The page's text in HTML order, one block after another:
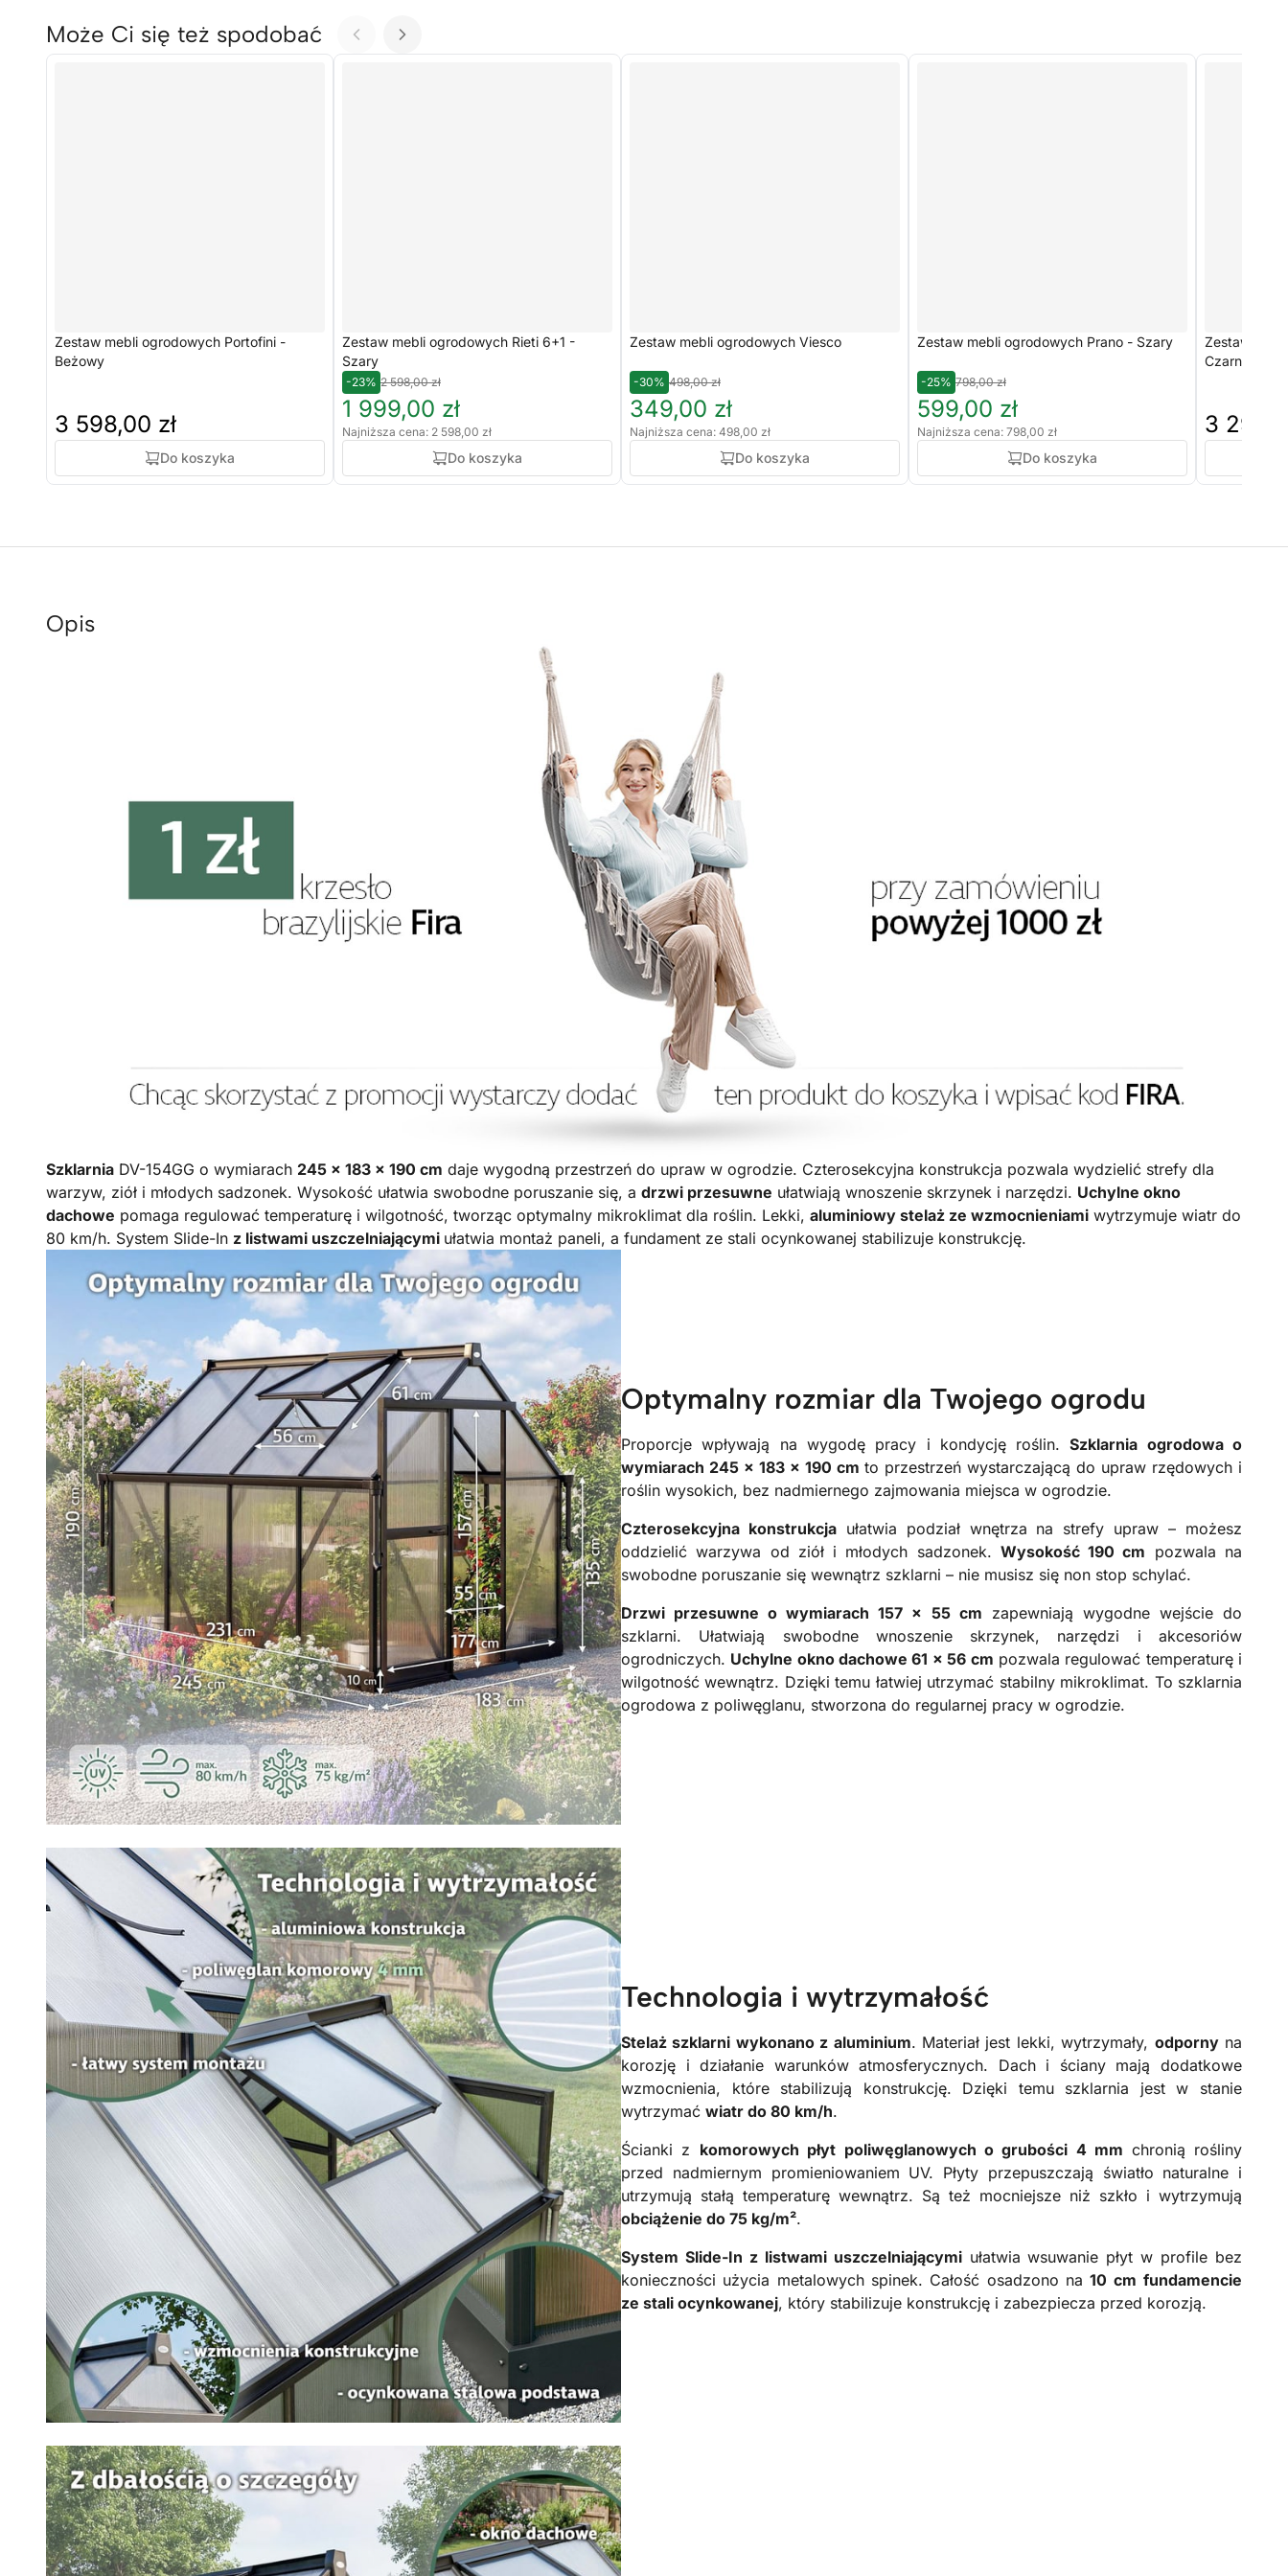
Może Ci się też spodobać
Zestaw mebli ogrodowych Portofini -
Beżowy
3 598,00 zł
Do koszyka
Zestaw mebli ogrodowych Rieti 6+1 -
Szary
-23% 2 598,00 zł
1 999,00 zł
Najniższa cena: 2 598,00 zł
Do koszyka
Zestaw mebli ogrodowych Viesco
-30% 498,00 zł
349,00 zł
Najniższa cena: 498,00 zł
Do koszyka
Zestaw mebli ogrodowych Prano - Szary
-25% 798,00 zł
599,00 zł
Najniższa cena: 798,00 zł
Do koszyka
Zestaw
Czarny/
3
Opis
Szklarnia DV-154GG o wymiarach 245 × 183 × 190 cm daje wygodną przestrzeń do upraw w ogrodzie. Czterosekcyjna konstrukcja pozwala wydzielić strefy dla
warzyw, ziół i młodych sadzonek. Wysokość ułatwia swobodne poruszanie się, a drzwi przesuwne ułatwiają wnoszenie skrzynek i narzędzi. Uchylne okno
dachowe pomaga regulować temperaturę i wilgotność, tworząc optymalny mikroklimat dla roślin. Lekki, aluminiowy stelaż ze wzmocnieniami wytrzymuje wiatr do
80 km/h. System Slide-In z listwami uszczelniającymi ułatwia montaż paneli, a fundament ze stali ocynkowanej stabilizuje konstrukcję.
Optymalny rozmiar dla Twojego ogrodu
Proporcje wpływają na wygodę pracy i kondycję roślin.Szklarnia ogrodowa o
wymiarach 245 × 183 × 190 cm to przestrzeń wystarczającą do upraw rzędowych i
roślin wysokich, bez nadmiernego zajmowania miejsca w ogrodzie.
Czterosekcyjna konstrukcjaułatwia podział wnętrza na strefy upraw – możesz
oddzielić warzywa od ziół i młodych sadzonek. Wysokość 190 cm pozwala na
swobodne poruszanie się wewnątrz szklarni – nie musisz się non stop schylać.
Drzwi przesuwne o wymiarach 157 × 55 cm zapewniają wygodne wejście do
szklarni. Ułatwiają swobodne wnoszenie skrzynek, narzędzi i akcesoriów
ogrodniczych. Uchylne okno dachowe 61 × 56 cm pozwala regulować temperaturę i
wilgotność wewnątrz. Dzięki temu łatwiej utrzymać stabilny mikroklimat. To szklarnia
ogrodowa z poliwęglanu, stworzona do regularnej pracy w ogrodzie.
Technologia i wytrzymałość
Stelaż szklarni wykonano z aluminium. Materiał jest lekki, wytrzymały, odpornyna
korozję i działanie warunków atmosferycznych. Dach i ściany mają dodatkowe
wzmocnienia, które stabilizują konstrukcję. Dzięki temu szklarnia jest w stanie
wytrzymać wiatr do 80 km/h.
Ścianki z komorowych płyt poliwęglanowych o grubości 4 mm chronią rośliny
przed nadmiernym promieniowaniem UV. Płyty przepuszczają światło naturalne i
utrzymują stałą temperaturę wewnątrz. Są też mocniejsze niż szkło i wytrzymują
obciążenie do 75 kg/m².
System Slide-In z listwami uszczelniającymiułatwia wsuwanie płyt w profile bez
konieczności użycia metalowych spinek. Całość osadzono na10 cm fundamencie
ze stali ocynkowanej, który stabilizuje konstrukcję i zabezpiecza przed korozją.